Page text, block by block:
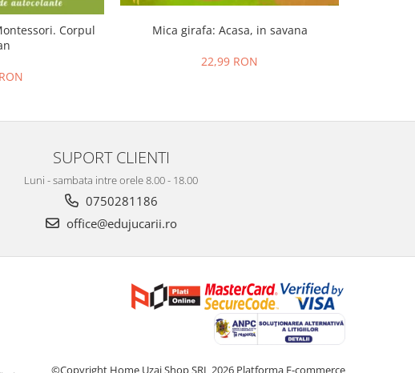
Corpul
Mica girafa: Acasa, in savana
22,99 RON
SUPORT CLIENTI
Luni - sambata intre orele 8.00 - 18.00
0750281186
office@edujucarii.ro
©Copyright Home Uzaj Shop SRL 2026 Platforma E-commerce